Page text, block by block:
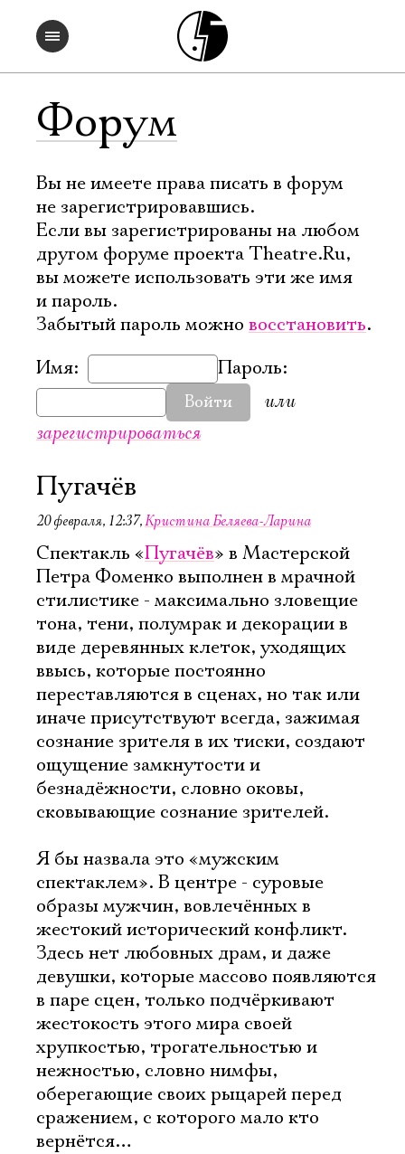
Форум
Вы не имеете права писать в форум
не зарегистрировавшись.
Если вы зарегистрированы на любом
другом форуме проекта Theatre.Ru,
вы можете использовать эти же имя
и пароль.
Забытый пароль можно восстановить.
Имя:
Пароль:
Войти
или
зарегистрироваться
Пугачёв
20 февраля, 12:37,Кристина Беляева-Ларина
Спектакль «Пугачёв» в Мастерской
Петра Фоменко выполнен в мрачной
стилистике - максимально зловещие
тона, тени, полумрак и декорации в
виде деревянных клеток, уходящих
ввысь, которые постоянно
переставляются в сценах, но так или
иначе присутствуют всегда, зажимая
сознание зрителя в их тиски, создают
ощущение замкнутости и
безнадёжности, словно оковы,
сковывающие сознание зрителей.
Я бы назвала это «мужским
спектаклем». В центре - суровые
образы мужчин, вовлечённых в
жестокий исторический конфликт.
Здесь нет любовных драм, и даже
девушки, которые массово появляются
в паре сцен, только подчёркивают
жестокость этого мира своей
хрупкостью, трогательностью и
нежностью, словно нимфы,
оберегающие своих рыцарей перед
сражением, с которого мало кто
вернётся…